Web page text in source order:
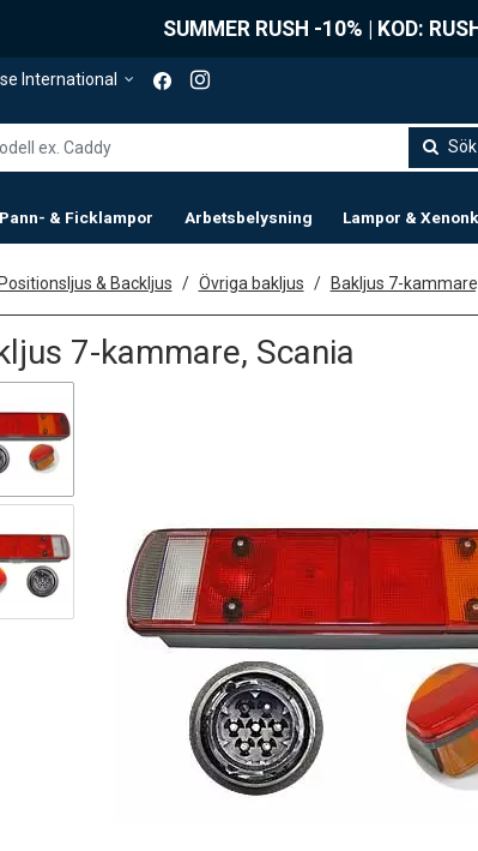
SUMMER RUSH -10% | KOD:
International
Sök
Pann- & Ficklampor Arbetsbelysning Lampor &
& Backljus Övriga bakljus Bakljus 7-
7-kammare, Scania